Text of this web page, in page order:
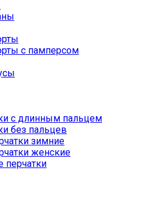
с памперсом
с длинным пальцем
без пальцев
зимние
женские
перчатки